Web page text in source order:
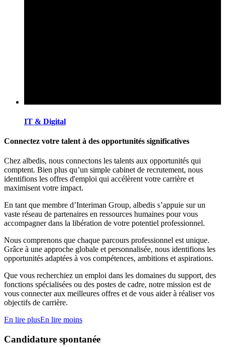
IT & Digital
Connectez votre talent à des opportunités significatives
Chez albedis, nous connectons les talents aux opportunités qui
comptent. Bien plus qu’un simple cabinet de recrutement, nous
identifions les offres d'emploi qui accélèrent votre carrière et
maximisent votre impact.
En tant que membre d’Interiman Group, albedis s’appuie sur un
vaste réseau de partenaires en ressources humaines pour vous
accompagner dans la libération de votre potentiel professionnel.
Nous comprenons que chaque parcours professionnel est unique.
Grâce à une approche globale et personnalisée, nous identifions les
opportunités adaptées à vos compétences, ambitions et aspirations.
Que vous recherchiez un emploi dans les domaines du support, des
fonctions spécialisées ou des postes de cadre, notre mission est de
vous connecter aux meilleures offres et de vous aider à réaliser vos
objectifs de carrière.
En lire plusEn lire moins
Candidature spontanée